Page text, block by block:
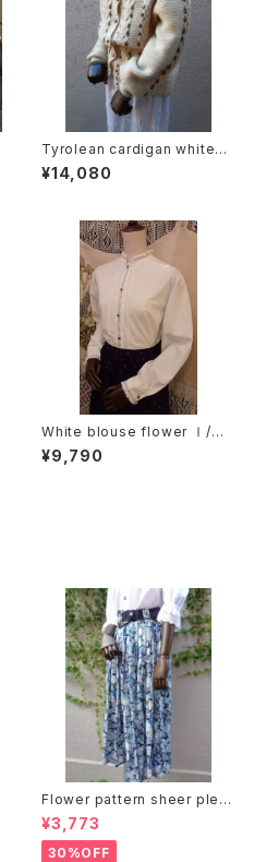
Tyrolean cardigan white
チロリアン カーディガン フラ
ワー ホワイト
¥14,080
White blouse flower Ⅰ/ホ
ワイトブラウス花刺繍 Ⅰ
¥9,790
Flower pattern sheer pleat
s skirt ベルト付き 花柄 シアー
プリーツ スカート
¥3,773
30%OFF